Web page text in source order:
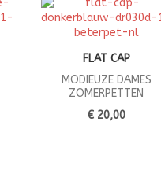
FLAT CAP
MODIEUZE DAMES
ZOMERPETTEN
€ 20,00